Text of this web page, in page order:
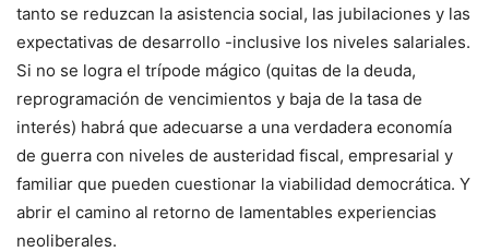
tanto se reduzcan la asistencia social, las jubilaciones y las
expectativas de desarrollo -inclusive los niveles salariales.
Si no se logra el trípode mágico (quitas de la deuda,
reprogramación de vencimientos y baja de la tasa de
interés) habrá que adecuarse a una verdadera economía
de guerra con niveles de austeridad fiscal, empresarial y
familiar que pueden cuestionar la viabilidad democrática. Y
abrir el camino al retorno de lamentables experiencias
neoliberales.